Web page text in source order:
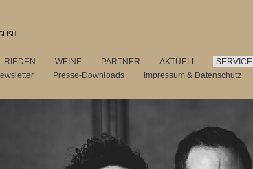
RIEDEN WEINE PARTNER AKTUELL
SERVICE
Presse-Downloads Impressum & Datenschutz